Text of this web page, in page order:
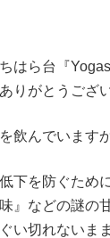
はら台『
りがとうござ
飲んでいます
下を防ぐため
』などの謎の
い切れないま